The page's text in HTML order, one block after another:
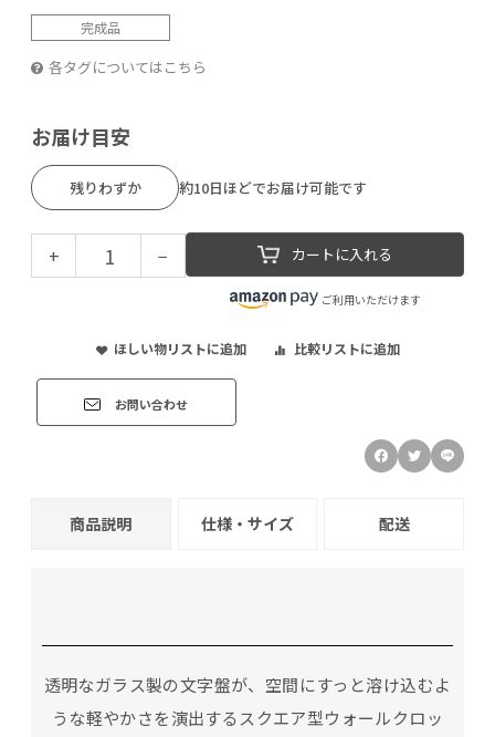
完成品
各タグについてはこちら
お届け目安
残りわずか 約10日ほどでお届け可能です
+ − カートに入れる
ご利用いただけます
ほしい物リストに追加 比較リストに追加
お問い合わせ
商品説明 仕様・サイズ 配送
透明なガラス製の文字盤が、空間にすっと溶け込むよ
うな軽やかさを演出するスクエア型ウォールクロッ